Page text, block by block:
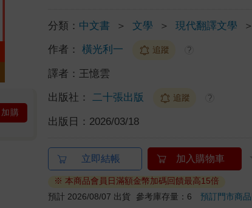
加購
分類： 中文書 ＞ 文學 ＞ 現代翻譯文學 ＞
作者： 橫光利一 追蹤 ?
譯者： 王憶雲
出版社： 二十張出版 追蹤 ?
出版日： 2026/03/18
立即結帳 加入購物車
※ 本商品會員日滿額金幣加碼回饋最高15倍
預計 2026/08/07 出貨 參考庫存量：6預訂門市商品